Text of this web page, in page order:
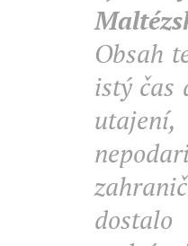
Obsah
istý čas